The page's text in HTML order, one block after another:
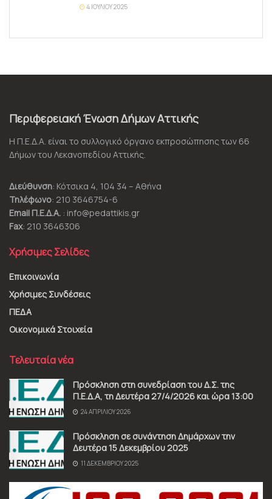
4 ΙΟΥΛΊΟΥ 2025
Περιφερειακή Ένωση Δήμων Αττικής
Η Π.Ε.Δ.Α. είναι το συλλογικό όργανο εκπροσώπησης των 66
Δήμων του Λεκανοπεδίου Αττικής.
Διεύθυνση: Κότσικα 4, 104 34 – Αθήνα
Τηλέφωνο: 210 3646754-6
Email Π.Ε.Δ.Α. : info@pedattikis.gr
Fax: 210 3646306
Χρήσιμες Σελίδες
Επικοινωνία
Χρήσιμες Συνδέσεις
ΠΕΔΑ
Οικονομικά Στοιχεία
Τελευταία νέα
Πρόσκληση στη συνεδρίαση του Δ.Σ. της
Π.Ε.Δ.Α, τη Δευτέρα 27/4/2026 και ώρα 13:00
24 ΑΠΡΙΛΊΟΥ 2026
Πρόσκληση σε συνάντηση Δημάρχων την
Δευτέρα 15 Δεκεμβρίου 2025
11 ΔΕΚΕΜΒΡΊΟΥ 2025